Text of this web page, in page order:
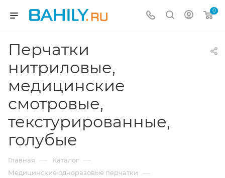
0
Перчатки
нитриловые,
медицинские
смотровые,
текстурированные,
голубые
Главная — Каталог —
Медицинские одноразовые перчатки —